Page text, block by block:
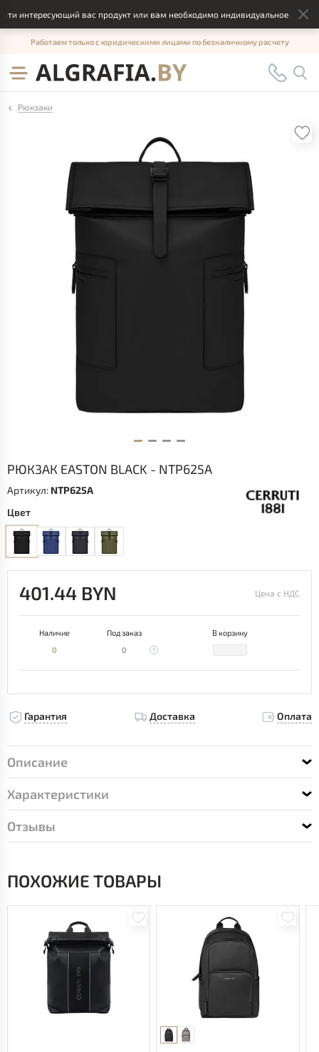
интересующий вас продукт или вам необходимо индивидуальное
Работаем только с юридическими лицами по безналичному расчету
Рюкзаки
РЮКЗАК EASTON BLACK - NTP625A
Артикул: NTP625A
Цвет
401.44 BYN Цена с НДС
Наличие Под заказ
В корзину
0
0
Гарантия Доставка Оплата
Описание
Характеристики
Отзывы
ПОХОЖИЕ ТОВАРЫ